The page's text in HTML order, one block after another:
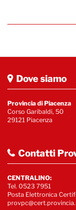
Dove siamo
Provincia di Piacenza
Corso Garibaldi, 50
29121 Piacenza
Contatti
CENTRALINO:
Tel. 0523 7951
Posta Elettronica